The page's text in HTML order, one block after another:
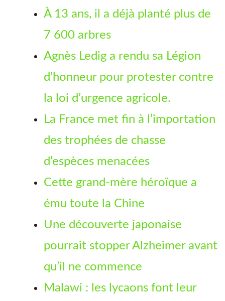
À 13 ans, il a déjà planté plus de
7 600 arbres
Agnès Ledig a rendu sa Légion
d’honneur pour protester contre
la loi d’urgence agricole.
La France met fin à l’importation
des trophées de chasse
d’espèces menacées
Cette grand-mère héroïque a
ému toute la Chine
Une découverte japonaise
pourrait stopper Alzheimer avant
qu’il ne commence
Malawi : les lycaons font leur